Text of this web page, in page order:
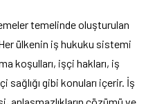
temelinde oluşturulan
ülkenin iş hukuku sistemi
koşulları, işçi hakları, iş
gibi konuları içerir. İş